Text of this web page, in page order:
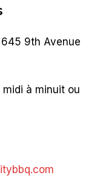
9th Avenue
midi à minuit ou